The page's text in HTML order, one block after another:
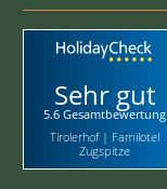
Sehr gut
5.6 Gesamtbewertung
Tirolerhof | Familotel
Zugspitze